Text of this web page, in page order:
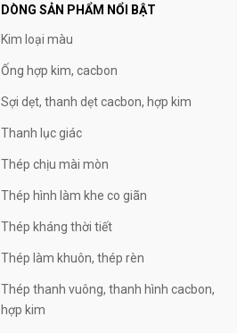
DÒNG SẢN PHẨM NỔI BẬT
Kim loại màu
Ống hợp kim, cacbon
Sợi dẹt, thanh dẹt cacbon, hợp kim
Thanh lục giác
Thép chịu mài mòn
Thép hình làm khe co giãn
Thép kháng thời tiết
Thép làm khuôn, thép rèn
Thép thanh vuông, thanh hình cacbon,
hợp kim